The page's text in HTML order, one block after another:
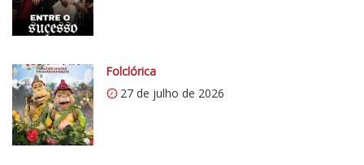
p
.
o
m
/
v
e
Folclórica
27 de julho de 2026